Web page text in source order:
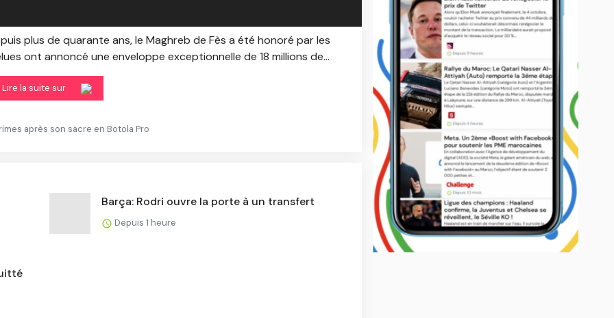
plus de quarante ans, le Maghreb de Fès a été honoré par les
ont annoncé une enveloppe exceptionnelle de 18 millions de...
Lire la suite sur
après son sacre en Botola Pro
Barça: Rodri ouvre la porte à un transfert
Depuis 1 heure